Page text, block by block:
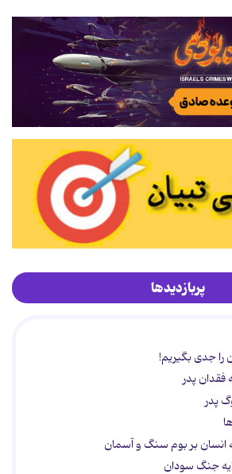
پربازدیدها
را جدی بگیریم!
فقدان پدر
پدر
انسان بر بوم سنگ و آسمان
جنگ سودان